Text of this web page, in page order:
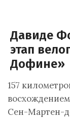
Давиде
этап
Дофине»
157
Сен-Мартен-